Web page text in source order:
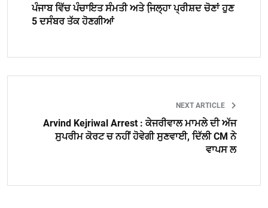
ਪੰਜਾਬ ਵਿੱਚ ਪੰਚਾਇਤ ਸੰਮਤੀ ਅਤੇ ਜਿ਼ਲ੍ਹਾ ਪ੍ਰੀਸ਼ਦ ਚੋਣਾਂ ਹੁਣ
5 ਦਸੰਬਰ ਤੱਕ ਹੋਣਗੀਆਂ
NEXT ARTICLE
Arvind Kejriwal Arrest : ਕੇਜਰੀਵਾਲ ਮਾਮਲੇ ਦੀ ਅੱਜ
ਸੁਪਰੀਮ ਕੋਰਟ ਚ ਨਹੀਂ ਹੋਵੇਗੀ ਸੁਣਵਾਈ, ਦਿੱਲੀ CM ਨੇ
ਵਾਪਸ ਲ